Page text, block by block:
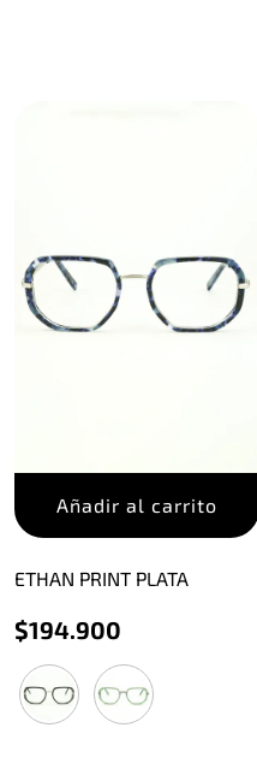
Añadir al carrito
ETHAN PRINT PLATA
$194.900